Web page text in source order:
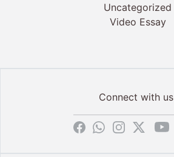
Uncategorized
Video Essay
Connect with us